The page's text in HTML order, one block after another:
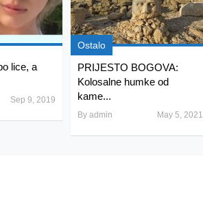
lice, a
Sep 9, 2019
Ostalo
PRIJESTO BOGOVA:
Kolosalne humke od
kame...
By admin May 5, 2021